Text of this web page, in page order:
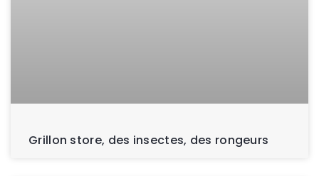
Grillon store, des insectes, des rongeurs